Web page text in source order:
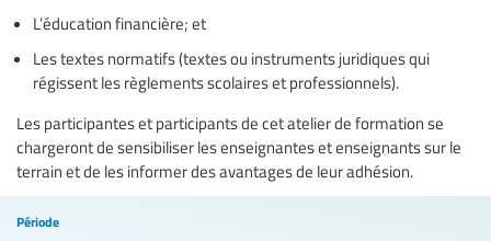
L’éducation financière; et
Les textes normatifs (textes ou instruments juridiques qui
régissent les règlements scolaires et professionnels).
Les participantes et participants de cet atelier de formation se
chargeront de sensibiliser les enseignantes et enseignants sur le
terrain et de les informer des avantages de leur adhésion.
Période